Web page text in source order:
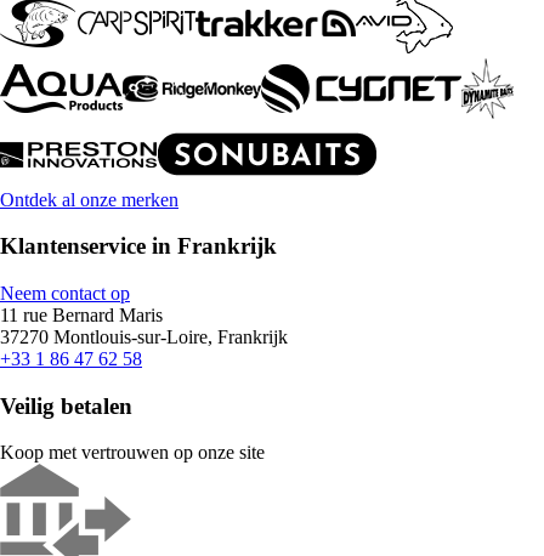
Ontdek al onze merken
Klantenservice in Frankrijk
Neem contact op
11 rue Bernard Maris
37270 Montlouis-sur-Loire, Frankrijk
+33 1 86 47 62 58
Veilig betalen
Koop met vertrouwen op onze site